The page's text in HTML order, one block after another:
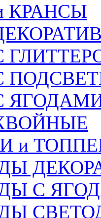
КРАНСЫ
и
С